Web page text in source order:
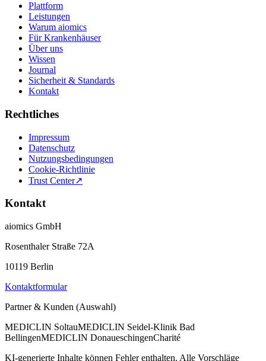
Plattform
Leistungen
Warum aiomics
Für Krankenhäuser
Über uns
Wissen
Journal
Sicherheit & Standards
Kontakt
Rechtliches
Impressum
Datenschutz
Nutzungsbedingungen
Cookie-Richtlinie
Trust Center↗
Kontakt
aiomics GmbH
Rosenthaler Straße 72A
10119 Berlin
Kontaktformular
Partner & Kunden (Auswahl)
MEDICLIN SoltauMEDICLIN Seidel-Klinik Bad
BellingenMEDICLIN DonaueschingenCharité
KI-generierte Inhalte können Fehler enthalten. Alle Vorschläge